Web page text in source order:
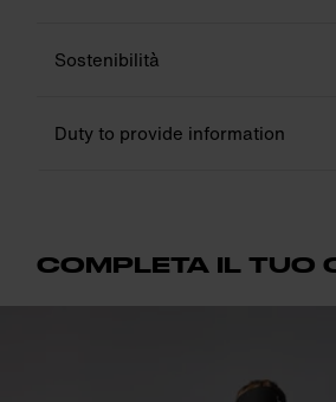
Sostenibilità
Duty to provide information
COMPLETA IL TUO